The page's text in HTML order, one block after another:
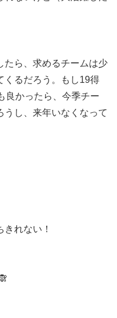
た日本のアニメといえば
マ軍主催のホームラン競
たら、求めるチームは少
くるだろう。もし19得
良かったら、今季チー
うし、来年いなくなって
れない！